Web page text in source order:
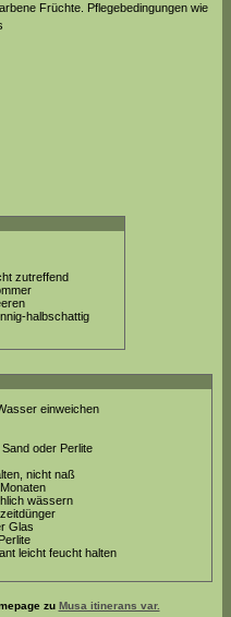
Früchte. Pflegebedingungen wie
zutreffend
halbschattig
einweichen
oder Perlite
nicht naß
wässern
Glas
leicht feucht halten
zu Musa itinerans var.